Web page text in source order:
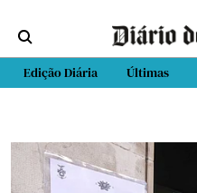
Edição Diária Últimas